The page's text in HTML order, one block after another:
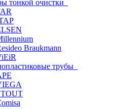
тонкой очистки
Braukmann
трубы